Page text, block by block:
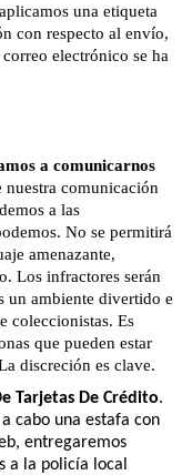
una etiqueta
con respecto al envío,
electrónico se ha
a comunicarnos
nuestra comunicación
a las
No se permitirá
amenazante,
Los infractores serán
un ambiente divertido e
coleccionistas. Es
que pueden estar
discreción es clave.
Tarjetas De Crédito.
cabo una estafa con
entregaremos
a la policía local